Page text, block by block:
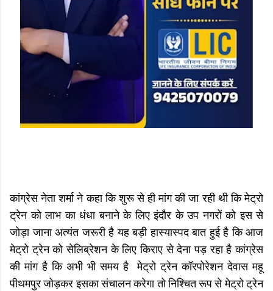
कांग्रेस नेता शर्मा ने कहा कि शुरू से ही मांग की जा रही थी कि मेट्रो
ट्रेन को लाभ का धंधा बनाने के लिए इंदौर के उप नगरों को इस से
जोड़ा जाना अत्यंत जरूरी है यह बड़ी हास्यास्पद बात हुई है कि आज
मेट्रो ट्रेन को सेलिब्रेशन के लिए किराए से देना पड़ रहा है कांग्रेस
की मांग है कि अभी भी समय है मेट्रो ट्रेन कॉरपोरेशन देवास महू
पीथमपुर जोड़कर इसका संचालन करेगा तो निश्चित रूप से मेट्रो ट्रेन